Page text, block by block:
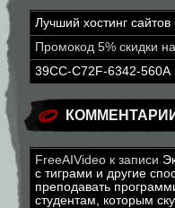
Лучший хостинг сайтов
Промокод 5% скидки
39CC-C72F-6342-560A
FreeAIVideo к записи
с тиграми и другие
преподавать
студентам, которым